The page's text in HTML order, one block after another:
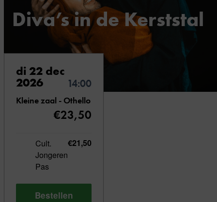
Diva’s in de Kerststal
di 22 dec
2026 14:00
Kleine zaal - Othello
€23,50
Cult.
Jongeren
Pas
€21,50
Bestellen